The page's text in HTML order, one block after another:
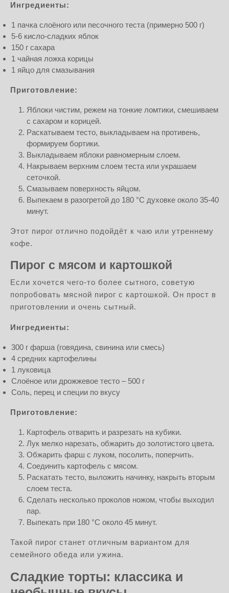
Ингредиенты:
1 пачка слоёного или песочного теста (примерно 500 г)
5-6 кисло-сладких яблок
150 г сахара
1 чайная ложка корицы
1 яйцо для смазывания
Приготовление:
Яблоки чистим, режем на тонкие ломтики, смешиваем
с сахаром и корицей.
Раскатываем тесто, выкладываем на противень,
формируем бортики.
Выкладываем яблоки равномерным слоем.
Накрываем верхним слоем теста или украшаем
сеточкой.
Смазываем поверхность яйцом.
Выпекаем в разогретой до 180 °C духовке около 35-40
минут.
Этот пирог отлично подойдёт к чаю или утреннему
кофе.
Пирог с мясом и картошкой
Если хочется чего-то более сытного, советую
попробовать мясной пирог с картошкой. Он прост в
приготовлении и очень сытный.
Ингредиенты:
300 г фарша (говядина, свинина или смесь)
4 средних картофелины
1 луковица
Слоёное или дрожжевое тесто – 500 г
Соль, перец и специи по вкусу
Приготовление:
Картофель отварить и разрезать на кубики.
Лук мелко нарезать, обжарить до золотистого цвета.
Обжарить фарш с луком, посолить, поперчить.
Соединить картофель с мясом.
Раскатать тесто, выложить начинку, накрыть вторым
слоем теста.
Сделать несколько проколов ножом, чтобы выходил
пар.
Выпекать при 180 °C около 45 минут.
Такой пирог станет отличным вариантом для
семейного обеда или ужина.
Сладкие торты: классика и